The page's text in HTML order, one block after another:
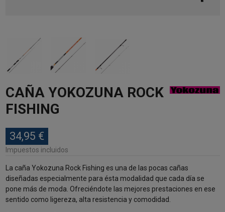
CAÑA YOKOZUNA ROCK
FISHING
34,95 €
Impuestos incluidos
La caña Yokozuna Rock Fishing es una de las pocas cañas
diseñadas especialmente para ésta modalidad que cada día se
pone más de moda. Ofreciéndote las mejores prestaciones en ese
sentido como ligereza, alta resistencia y comodidad.